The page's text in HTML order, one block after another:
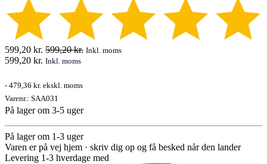
599,20 kr. 599,20kr. Inkl. moms
599,20 kr. Inkl. moms
- 479,36 kr. ekskl. moms
Varenr.: SAA031
På lager om 3-5 uger
På lager om 1-3 uger
Varen er på vej hjem · skriv dig op og få besked når den lander
Levering 1-3 hverdage med